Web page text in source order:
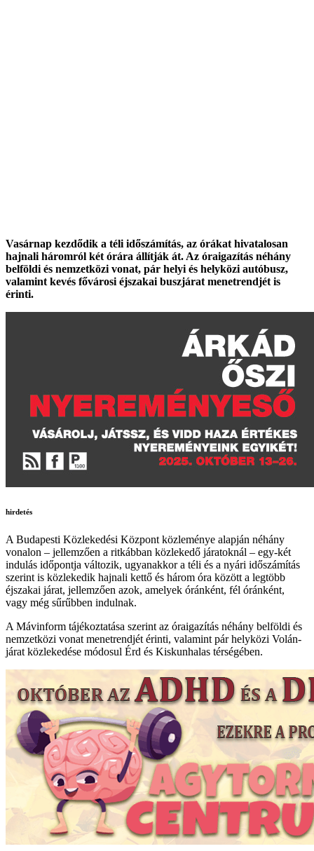
Vasárnap kezdődik a téli időszámítás, az órákat hivatalosan
hajnali háromról két órára állítják át. Az óraigazítás néhány
belföldi és nemzetközi vonat, pár helyi és helyközi autóbusz,
valamint kevés fővárosi éjszakai buszjárat menetrendjét is
érinti.
hirdetés
A Budapesti Közlekedési Központ közleménye alapján néhány
vonalon – jellemzően a ritkábban közlekedő járatoknál – egy-két
indulás időpontja változik, ugyanakkor a téli és a nyári időszámítás
szerint is közlekedik hajnali kettő és három óra között a legtöbb
éjszakai járat, jellemzően azok, amelyek óránként, fél óránként,
vagy még sűrűbben indulnak.
A Mávinform tájékoztatása szerint az óraigazítás néhány belföldi és
nemzetközi vonat menetrendjét érinti, valamint pár helyközi Volán-
járat közlekedése módosul Érd és Kiskunhalas térségében.